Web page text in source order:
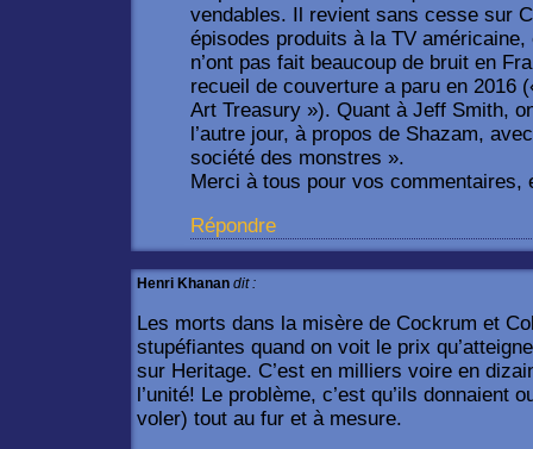
vendables. Il revient sans cesse sur
épisodes produits à la TV
n’ont pas fait beaucoup de bruit en
recueil de couverture a paru en 2016
Art Treasury »). Quant à Jeff Smith,
l’autre jour, à propos de Shazam,
société des monstres ».
Merci à tous pour vos commentaires,
Répondre
Henri Khanan dit :
Les morts dans la misère de Cockrum et
stupéfiantes quand on voit le prix
sur Heritage. C’est en milliers voire en
l’unité! Le problème, c’est qu’ils donnaient
voler) tout au fur et à mesure.